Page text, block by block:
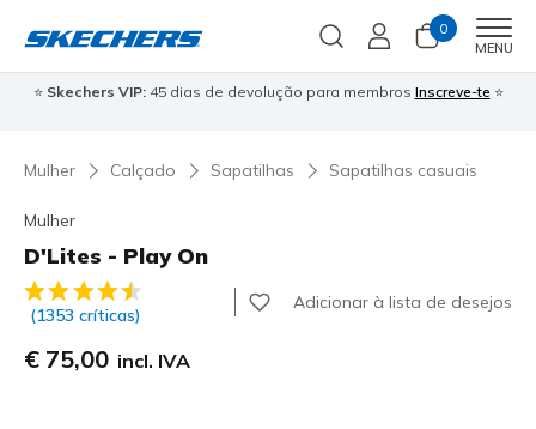
0
MENU
⭐ Skechers VIP:45 dias de devolução para membros Inscreve-te ⭐
Mulher Calçado Sapatilhas Sapatilhas casuais
Mulher
D'Lites - Play On
5 de 5 – Classificação do cliente
(1353 críticas)
Adicionar à lista de desejos
€ 75,00 incl. IVA